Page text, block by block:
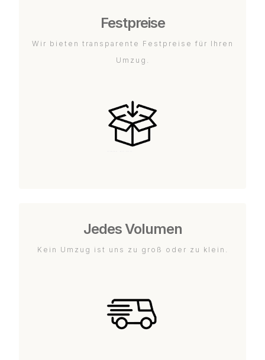
Festpreise
Wir bieten transparente Festpreise für Ihren
Umzug.
Jedes Volumen
Kein Umzug ist uns zu groß oder zu klein.